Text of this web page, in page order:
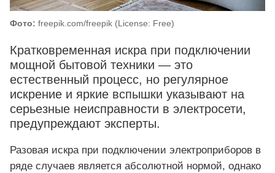
Фото: freepik.com/freepik (License: Free)
Кратковременная искра при подключении
мощной бытовой техники — это
естественный процесс, но регулярное
искрение и яркие вспышки указывают на
серьезные неисправности в электросети,
предупреждают эксперты.
Разовая искра при подключении электроприборов в
ряде случаев является абсолютной нормой, однако